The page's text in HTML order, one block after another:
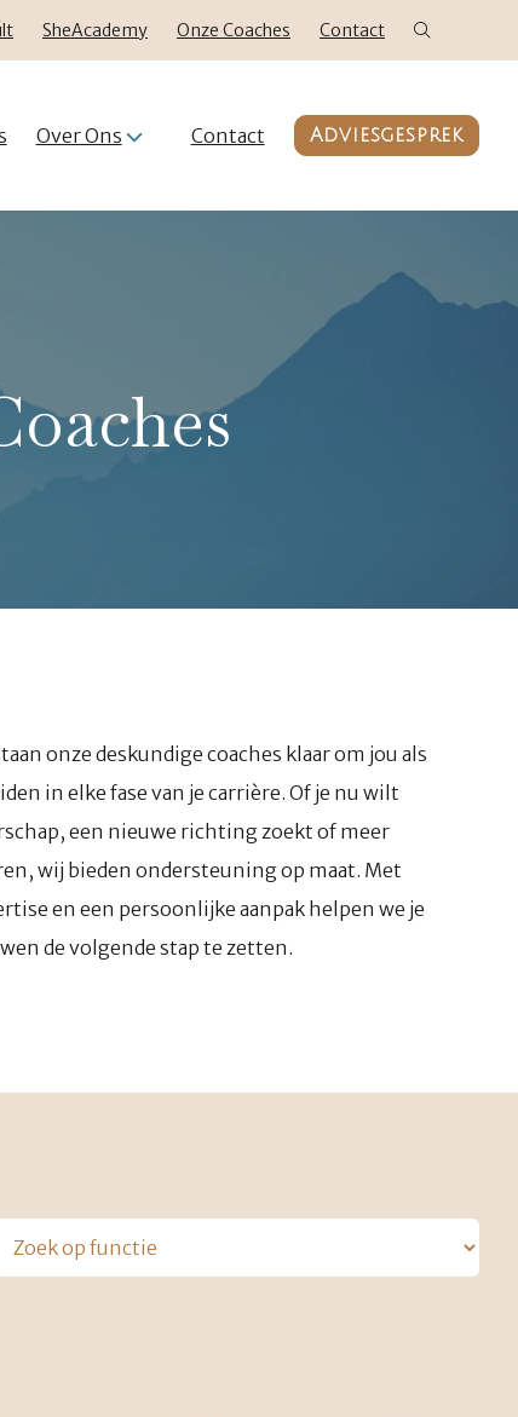
SheAcademy Onze Coaches Contact
Over Ons Contact Adviesgesprek
onze deskundige coaches klaar om jou als
in elke fase van je carrière. Of je nu wilt
een nieuwe richting zoekt of meer
wij bieden ondersteuning op maat. Met
en een persoonlijke aanpak helpen we je
de volgende stap te zetten.